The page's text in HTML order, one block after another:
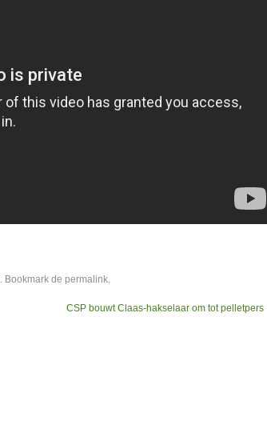
. Bookmark de permalink.
CSP bouwt Claas-hakselaar om tot pelletpers